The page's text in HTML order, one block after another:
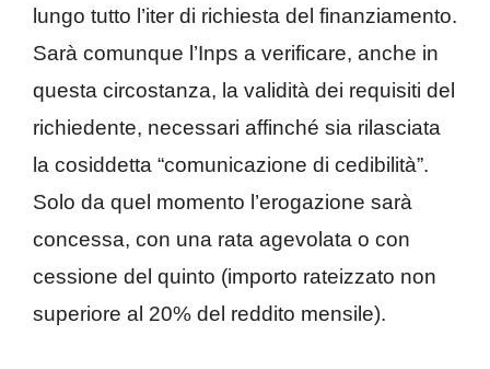
lungo tutto l’iter di richiesta del finanziamento.
Sarà comunque l’Inps a verificare, anche in
questa circostanza, la validità dei requisiti del
richiedente, necessari affinché sia rilasciata
la cosiddetta “comunicazione di cedibilità”.
Solo da quel momento l’erogazione sarà
concessa, con una rata agevolata o con
cessione del quinto (importo rateizzato non
superiore al 20% del reddito mensile).